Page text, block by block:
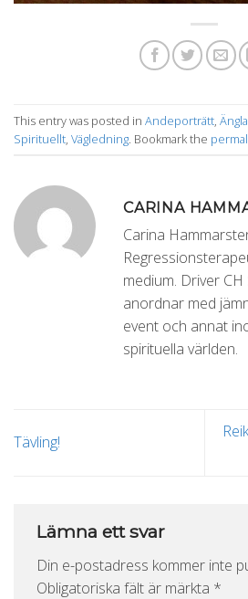
This entry was posted in Andeporträtt
Spirituellt Vägledning . Bookmark the
CARINA
Carina
medium. Driver
anordnar med
event och annat
spirituella världen.
Tävling!
Lämna ett svar
Din e-postadress kommer inte
Obligatoriska fält är märkta *